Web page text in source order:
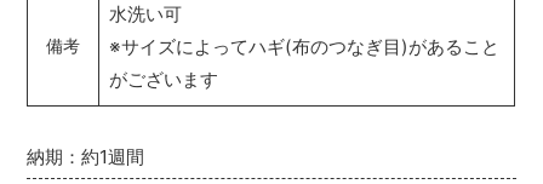
納期：約1週間
備考
水洗い可
※サイズによってハギ(布のつなぎ目)があること
がございます